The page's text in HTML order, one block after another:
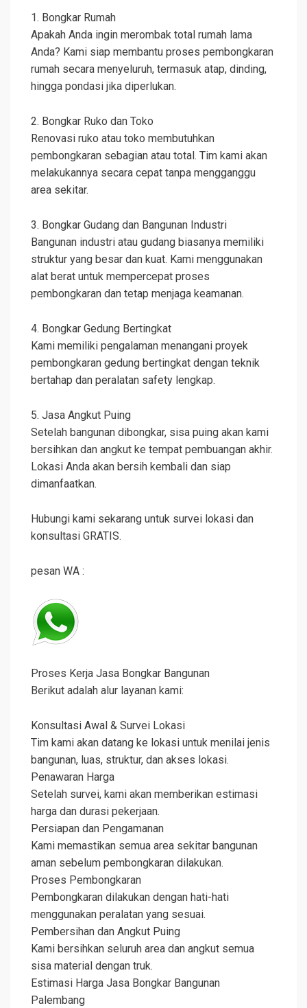
1. Bongkar Rumah
Apakah Anda ingin merombak total rumah lama
Anda? Kami siap membantu proses pembongkaran
rumah secara menyeluruh, termasuk atap, dinding,
hingga pondasi jika diperlukan.
2. Bongkar Ruko dan Toko
Renovasi ruko atau toko membutuhkan
pembongkaran sebagian atau total. Tim kami akan
melakukannya secara cepat tanpa mengganggu
area sekitar.
3. Bongkar Gudang dan Bangunan Industri
Bangunan industri atau gudang biasanya memiliki
struktur yang besar dan kuat. Kami menggunakan
alat berat untuk mempercepat proses
pembongkaran dan tetap menjaga keamanan.
4. Bongkar Gedung Bertingkat
Kami memiliki pengalaman menangani proyek
pembongkaran gedung bertingkat dengan teknik
bertahap dan peralatan safety lengkap.
5. Jasa Angkut Puing
Setelah bangunan dibongkar, sisa puing akan kami
bersihkan dan angkut ke tempat pembuangan akhir.
Lokasi Anda akan bersih kembali dan siap
dimanfaatkan.
Hubungi kami sekarang untuk survei lokasi dan
konsultasi GRATIS.
pesan WA :
Proses Kerja Jasa Bongkar Bangunan
Berikut adalah alur layanan kami:
Konsultasi Awal & Survei Lokasi
Tim kami akan datang ke lokasi untuk menilai jenis
bangunan, luas, struktur, dan akses lokasi.
Penawaran Harga
Setelah survei, kami akan memberikan estimasi
harga dan durasi pekerjaan.
Persiapan dan Pengamanan
Kami memastikan semua area sekitar bangunan
aman sebelum pembongkaran dilakukan.
Proses Pembongkaran
Pembongkaran dilakukan dengan hati-hati
menggunakan peralatan yang sesuai.
Pembersihan dan Angkut Puing
Kami bersihkan seluruh area dan angkut semua
sisa material dengan truk.
Estimasi Harga Jasa Bongkar Bangunan
Palembang